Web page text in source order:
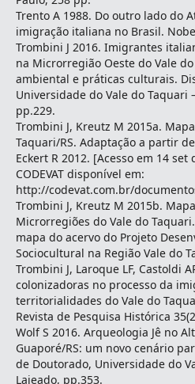
Trento A 1988. Do outro lado do
imigração italiana no Brasil.
Trombini J 2016. Imigrantes
na Microrregião Oeste do Vale
ambiental e práticas culturais.
Universidade do Vale do Taquari
pp.229.
Trombini J, Kreutz M 2015a.
Taquari/RS. Adaptação a partir
Eckert R 2012. [Acesso em 14
CODEVAT disponível em:
http://codevat.com.br/
Trombini J, Kreutz M 2015b.
Microrregiões do Vale do
mapa do acervo do Projeto
Sociocultural na Região Vale do
Trombini J, Laroque LF, Castoldi
colonizadoras no processo da
territorialidades do Vale do
Revista de Pesquisa Histórica
Wolf S 2016. Arqueologia Jê no
Guaporé/RS: um novo cenário
de Doutorado, Universidade do
Lajeado, pp.353.